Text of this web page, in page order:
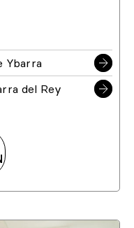
Ybarra
del Rey